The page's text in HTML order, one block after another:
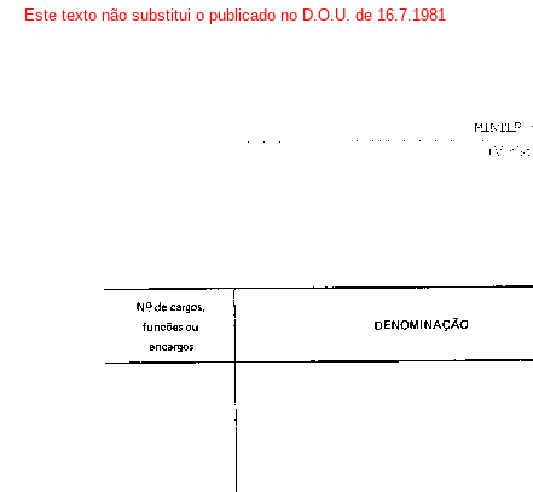
Este texto não substitui o publicado no D.O.U. de 16.7.1981